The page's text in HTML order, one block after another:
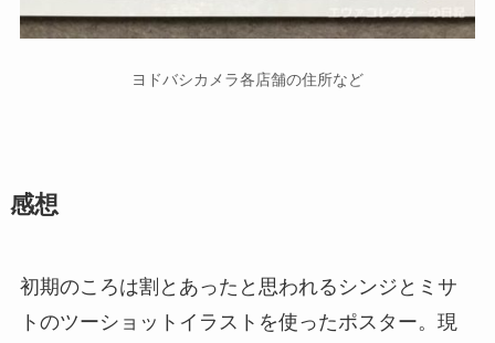
ヨドバシカメラ各店舗の住所など
感想
初期のころは割とあったと思われるシンジとミサ
トのツーショットイラストを使ったポスター。現